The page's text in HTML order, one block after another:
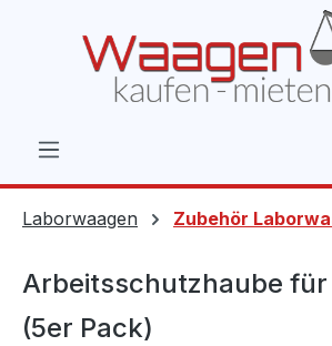
Laborwaagen Zubehör
Arbeitsschutzhaube für
(5er Pack)